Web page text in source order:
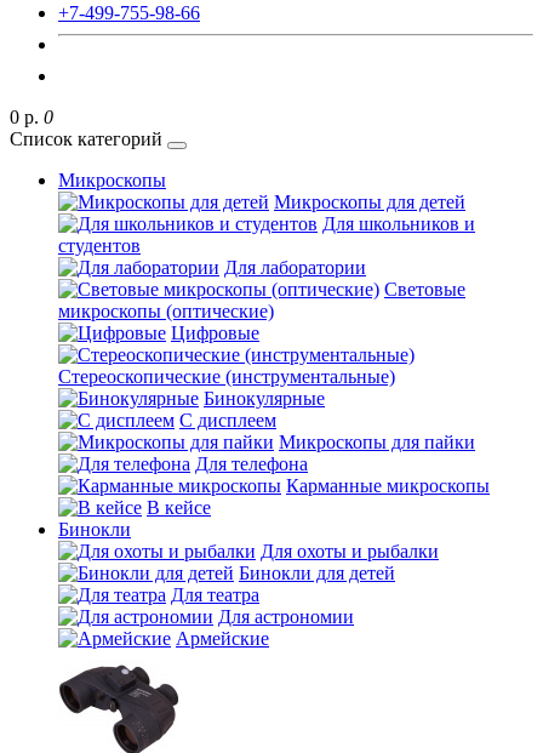
+7-499-755-98-66
0 р. 0
Список категорий
Микроскопы
Микроскопы для детей
Для школьников и
студентов
Для лаборатории
Световые
микроскопы (оптические)
Цифровые
Стереоскопические (инструментальные)
Бинокулярные
С дисплеем
Микроскопы для пайки
Для телефона
Карманные микроскопы
В кейсе
Бинокли
Для охоты и рыбалки
Бинокли для детей
Для театра
Для астрономии
Армейские